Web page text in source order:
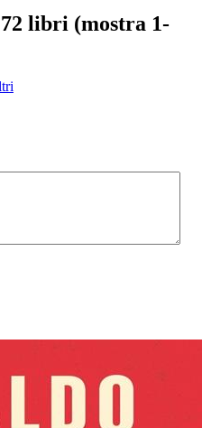
72 libri (mostra 1-